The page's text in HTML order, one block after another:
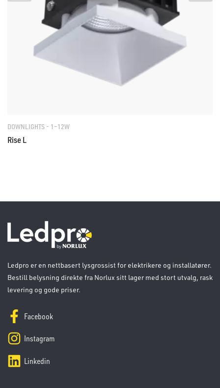
DOWNLIGHTS - 1–12W
Rise L
Ledpro er en nettbasert lysgrossist for elektrikere og installatører.
Bestill belysning direkte fra Norlux sitt lager med stort utvalg, rask
levering og gode priser.
Facebook
Instagram
Linkedin